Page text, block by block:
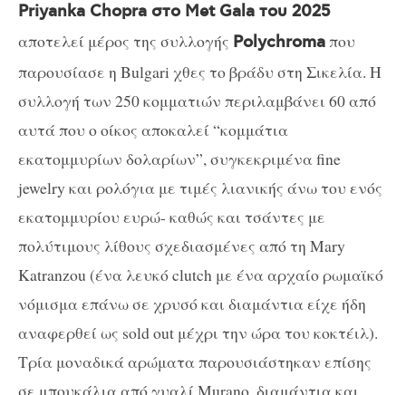
Priyanka Chopra στο Met Gala του 2025
αποτελεί μέρος της συλλογής Polychromaπου
παρουσίασε η Bulgari χθες το βράδυ στη Σικελία. Η
συλλογή των 250 κομματιών περιλαμβάνει 60 από
αυτά που ο οίκος αποκαλεί “κομμάτια
εκατομμυρίων δολαρίων”, συγκεκριμένα fine
jewelry και ρολόγια με τιμές λιανικής άνω του ενός
εκατομμυρίου ευρώ- καθώς και τσάντες με
πολύτιμους λίθους σχεδιασμένες από τη Mary
Katranzou (ένα λευκό clutch με ένα αρχαίο ρωμαϊκό
νόμισμα επάνω σε χρυσό και διαμάντια είχε ήδη
αναφερθεί ως sold out μέχρι την ώρα του κοκτέιλ).
Τρία μοναδικά αρώματα παρουσιάστηκαν επίσης
σε μπουκάλια από γυαλί Murano, διαμάντια και